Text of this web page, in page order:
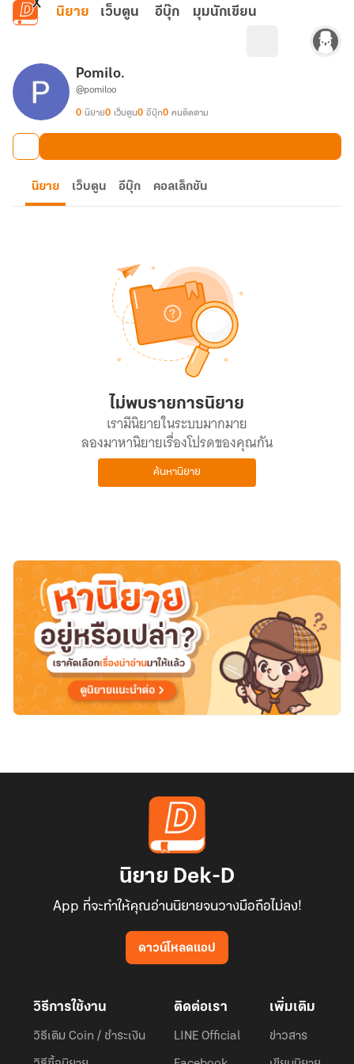
ข้ามไปยังเนื้อหาหลัก
นิยาย เว็บตูน อีบุ๊ก มุมนักเขียน
Pomilo.
@pomiloo
0 นิยาย0 เว็บตูน0 อีบุ๊ก0 คนติดตาม
นิยาย เว็บตูน อีบุ๊ก คอลเล็กชัน
ไม่พบรายการนิยาย
เรามีนิยายในระบบมากมาย
ลองมาหานิยายเรื่องโปรดของคุณกัน
ค้นหานิยาย
นิยาย Dek-D
App ที่จะทำให้คุณอ่านนิยายจนวางมือถือไม่ลง!
ดาวน์โหลดแอป
วิธีการใช้งาน
วิธีเติม Coin / ชำระเงิน
ติดต่อเรา
LINE Official
เพิ่มเติม
ข่าวสาร